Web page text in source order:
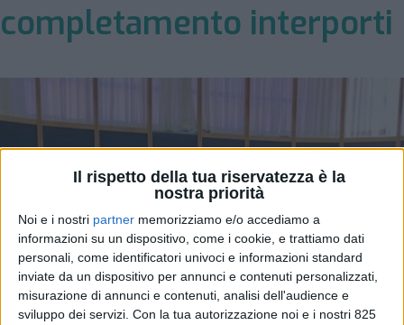
Il rispetto della tua riservatezza è la
nostra priorità
Noi e i nostri partner memorizziamo e/o accediamo a
informazioni su un dispositivo, come i cookie, e trattiamo dati
personali, come identificatori univoci e informazioni standard
inviate da un dispositivo per annunci e contenuti personalizzati,
misurazione di annunci e contenuti, analisi dell'audience e
sviluppo dei servizi. Con la tua autorizzazione noi e i nostri 825
completamento interporti